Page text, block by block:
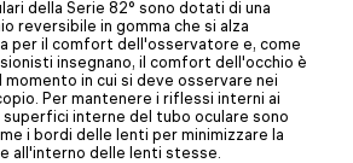
della Serie 82° sono dotati di una
reversibile in gomma che si alza
per il comfort dell'osservatore e, come
insegnano, il comfort dell'occhio è
in cui si deve osservare nei
Per mantenere i riflessi interni ai
interne del tubo oculare sono
i bordi delle lenti per minimizzare la
all'interno delle lenti stesse.